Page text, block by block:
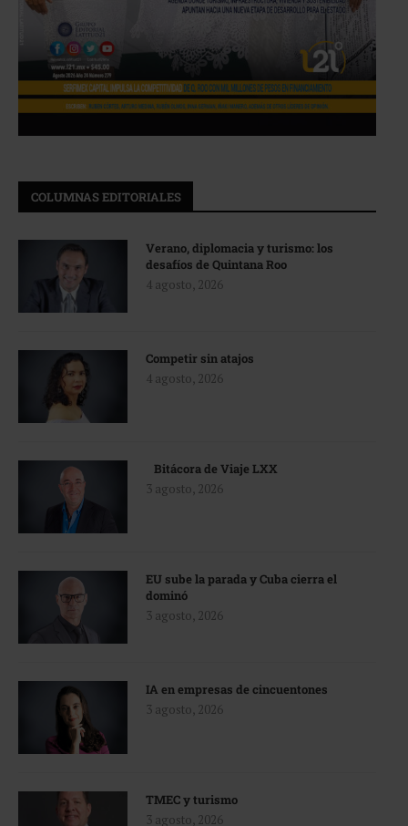
COLUMNAS EDITORIALES
Verano, diplomacia y turismo: los
desafíos de Quintana Roo
4 agosto, 2026
Competir sin atajos
4 agosto, 2026
Bitácora de Viaje LXX
3 agosto, 2026
EU sube la parada y Cuba cierra el
dominó
3 agosto, 2026
IA en empresas de cincuentones
3 agosto, 2026
TMEC y turismo
3 agosto, 2026